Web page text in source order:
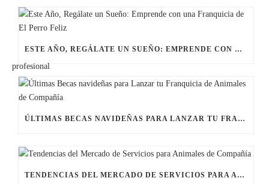
ESTE AÑO, REGÁLATE UN SUEÑO: EMPRENDE CON UNA FRANQUICIA DE EL PERRO FELIZ
ÚLTIMAS BECAS NAVIDEÑAS PARA LANZAR TU FRANQUICIA DE ANIMALES DE COMPAÑÍA
TENDENCIAS DEL MERCADO DE SERVICIOS PARA ANIMALES DE COMPAÑÍA